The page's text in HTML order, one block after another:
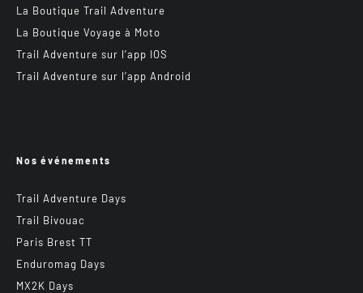
La Boutique Trail Adventure
La Boutique Voyage à Moto
Trail Adventure sur l’app IOS
Trail Adventure sur l’app Android
Nos événements
Trail Adventure Days
Trail Bivouac
Paris Brest TT
Enduromag Days
MX2K Days